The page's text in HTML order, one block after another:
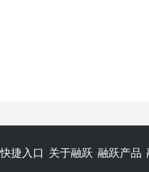
快捷入口 关于融跃 融跃产品